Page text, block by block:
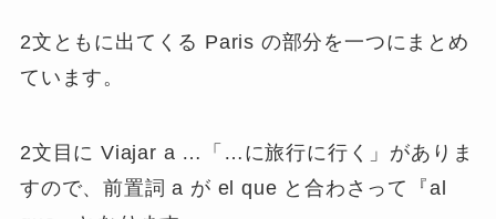
2文ともに出てくる Paris の部分を一つにまとめ
ています。
2文目に Viajar a …「…に旅行に行く」がありま
すので、前置詞 a が el que と合わさって『al